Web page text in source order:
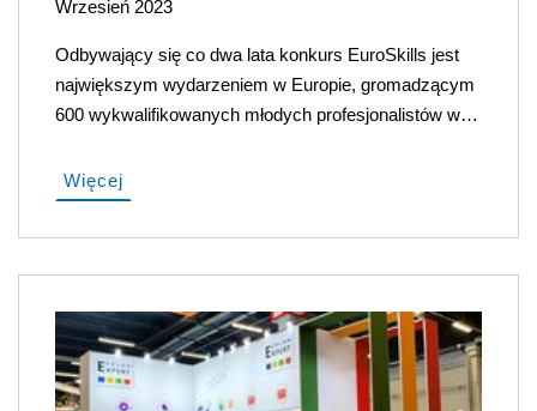
Wrzesień 2023
Odbywający się co dwa lata konkurs EuroSkills jest
największym wydarzeniem w Europie, gromadzącym
600 wykwalifikowanych młodych profesjonalistów w…
Więcej